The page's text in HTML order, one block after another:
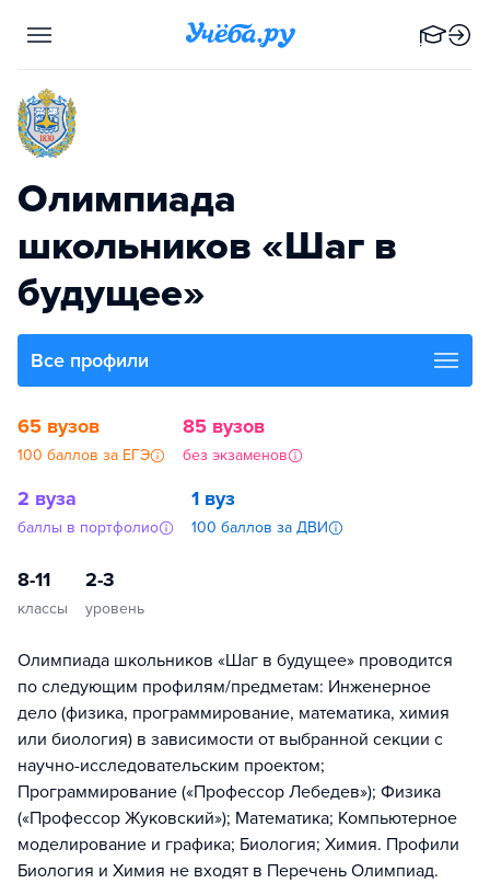
Олимпиада
школьников «Шаг в
будущее»
Все профили
65 вузов
100 баллов за ЕГЭ
85 вузов
без экзаменов
2 вуза
баллы в портфолио
1 вуз
100 баллов за ДВИ
8-11
классы
2-3
уровень
Олимпиада школьников «Шаг в будущее» проводится
по следующим профилям/предметам: Инженерное
дело (физика, программирование, математика, химия
или биология) в зависимости от выбранной секции с
научно-исследовательским проектом;
Программирование («Профессор Лебедев»); Физика
(«Профессор Жуковский»); Математика; Компьютерное
моделирование и графика; Биология; Химия. Профили
Биология и Химия не входят в Перечень Олимпиад.